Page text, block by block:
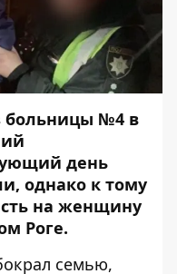
больницы №4 в
день
однако к тому
на женщину
Роге.
семью,